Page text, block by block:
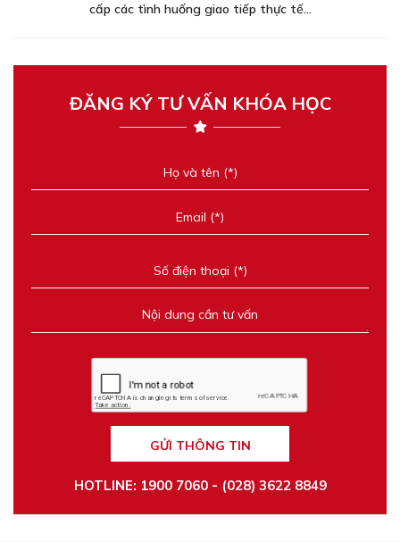
cấp các tình huống giao tiếp thực tế...
ĐĂNG KÝ TƯ VẤN KHÓA HỌC
GỬI THÔNG TIN
HOTLINE: 1900 7060 - (028) 3622 8849